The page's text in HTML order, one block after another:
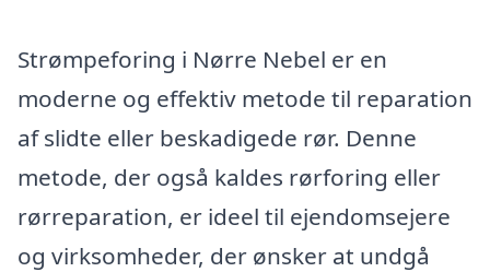
Strømpeforing i Nørre Nebel er en
moderne og effektiv metode til reparation
af slidte eller beskadigede rør. Denne
metode, der også kaldes rørforing eller
rørreparation, er ideel til ejendomsejere
og virksomheder, der ønsker at undgå